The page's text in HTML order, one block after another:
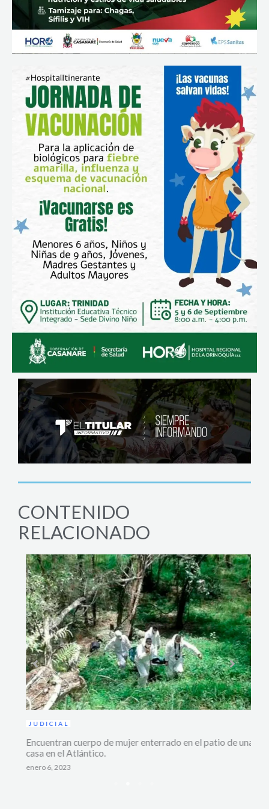
CONTENIDO
RELACIONADO
JUDICIAL
Encuentran cuerpo de mujer enterrado en el patio de una
casa en el Atlántico.
enero 6, 2023